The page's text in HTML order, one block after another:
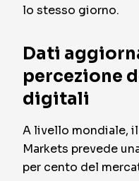
lo stesso giorno.
Dati
percezione
digitali
A livello mondiale,
Markets prevede
per cento del